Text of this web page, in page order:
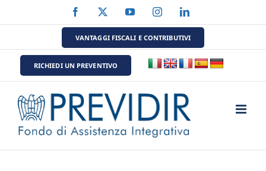
al
Facebook YouTubeInstagramLinkedIn
VANTAGGI FISCALI E CONTRIBUTIVI
RICHIEDI UN PREVENTIVO